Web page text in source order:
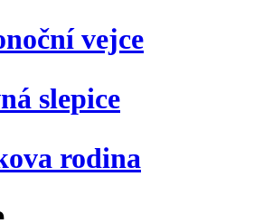
vejce
slepice
rodina